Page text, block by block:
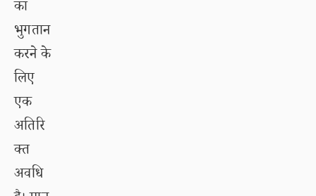
का
भुगतान
करने के
लिए
एक
अतिरि
क्त
अवधि